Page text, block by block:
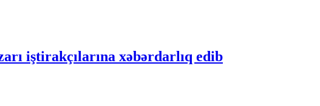
iştirakçılarına xəbərdarlıq edib